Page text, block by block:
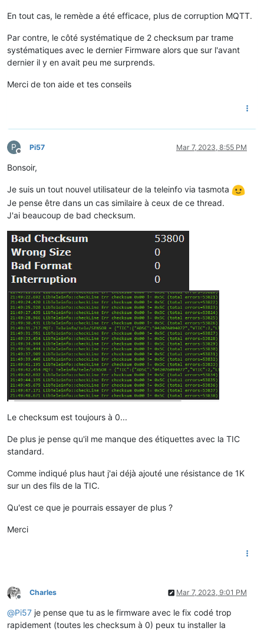
En tout cas, le remède a été efficace, plus de corruption MQTT.
Par contre, le côté systématique de 2 checksum par trame
systématiques avec le dernier Firmware alors que sur l'avant
dernier il y en avait peu me surprends.
Merci de ton aide et tes conseils
P
Offline
Pi57 Mar 7, 2023, 8:55 PM
Bonsoir,
Je suis un tout nouvel utilisateur de la teleinfo via tasmota
Je pense être dans un cas similaire à ceux de ce thread.
J'ai beaucoup de bad checksum.
Le checksum est toujours à 0...
De plus je pense qu'il me manque des étiquettes avec la TIC
standard.
Comme indiqué plus haut j'ai déjà ajouté une résistance de 1K
sur un des fils de la TIC.
Qu'est ce que je pourrais essayer de plus ?
Merci
Offline
Charles Mar 7, 2023, 9:01 PM
@Pi57 je pense que tu as le firmware avec le fix codé trop
rapidement (toutes les checksum à 0) peux tu installer la